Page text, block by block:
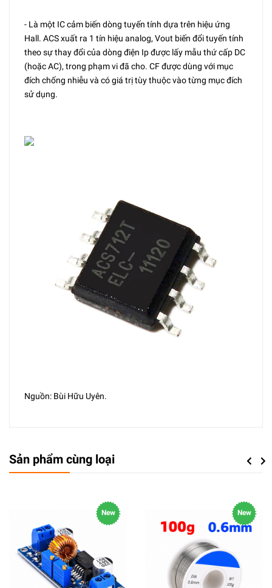
- Là một IC cảm biến dòng tuyến tính dựa trên hiệu ứng
Hall. ACS xuất ra 1 tín hiệu analog, Vout biến đổi tuyến tính
theo sự thay đổi của dòng điện Ip được lấy mẫu thứ cấp DC
(hoặc AC), trong phạm vi đã cho. CF được dùng với mục
đích chống nhiễu và có giá trị tùy thuộc vào từng mục đích
sử dụng.
Nguồn: Bùi Hữu Uyên.
Sản phẩm cùng loại Previous
New New
Next